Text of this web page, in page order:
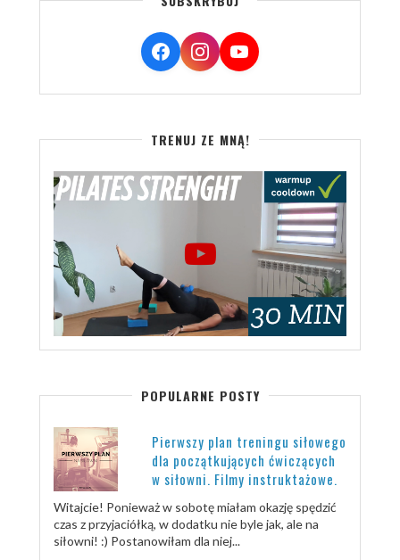
TRENUJ ZE MNĄ!
POPULARNE POSTY
Pierwszy plan treningu siłowego
dla początkujących ćwiczących
w siłowni. Filmy instruktażowe.
Witajcie! Ponieważ w sobotę miałam okazję spędzić
czas z przyjaciółką, w dodatku nie byle jak, ale na
siłowni! :) Postanowiłam dla niej...